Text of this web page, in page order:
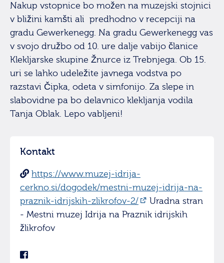
Nakup vstopnice bo možen na muzejski stojnici
v bližini kamšti ali predhodno v recepciji na
gradu Gewerkenegg. Na gradu Gewerkenegg vas
v svojo družbo od 10. ure dalje vabijo članice
Klekljarske skupine Žnurce iz Trebnjega. Ob 15.
uri se lahko udeležite javnega vodstva po
razstavi Čipka, odeta v simfonijo. Za slepe in
slabovidne pa bo delavnico klekljanja vodila
Tanja Oblak. Lepo vabljeni!
Kontakt
https://www.muzej-idrija-
cerkno.si/dogodek/mestni-muzej-idrija-na-
praznik-idrijskih-zlikrofov-2/
Uradna stran
- Mestni muzej Idrija na Praznik idrijskih
žlikrofov